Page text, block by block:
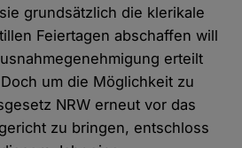
grundsätzlich die klerikale
Feiertagen abschaffen will
erteilt
um die Möglichkeit zu
NRW erneut vor das
zu bringen, entschloss